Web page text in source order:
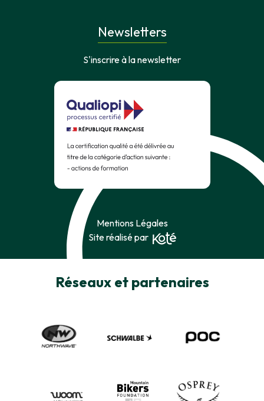
Newsletters
S'inscrire à la newsletter
Mentions Légales
Site réalisé par
Réseaux et partenaires